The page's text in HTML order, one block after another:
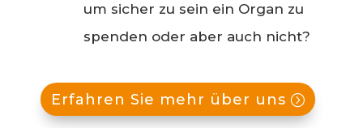
um sicher zu sein ein Organ zu
spenden oder aber auch nicht?
Erfahren Sie mehr über uns